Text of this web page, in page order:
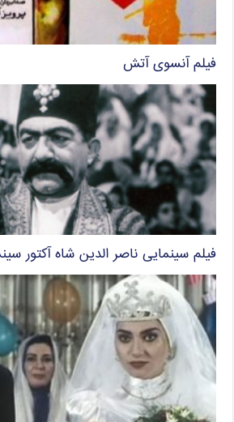
فیلم آنسوی آتش
فیلم سینمایی ناصر الدین شاه آکتور